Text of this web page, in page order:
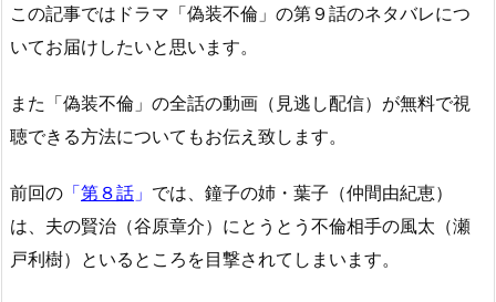
この記事ではドラマ「偽装不倫」の第９話のネタバレにつ
いてお届けしたいと思います。
また「偽装不倫」の全話の動画（見逃し配信）が無料で視
聴できる方法についてもお伝え致します。
前回の 「第８話 」 では、鐘子の姉・葉子（仲間由紀恵）
は、夫の賢治（谷原章介）にとうとう不倫相手の風太（瀬
戸利樹）といるところを目撃されてしまいます。